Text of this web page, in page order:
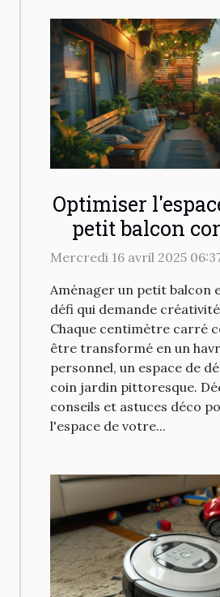
Optimiser
petit balcon
astuces
Mercredi 16 avril 2025
Aménager un petit balcon
défi qui demande
Chaque centimètre carré
être transformé en un
personnel, un espace de
coin jardin pittoresque.
conseils et astuces déco
l'espace de votre...